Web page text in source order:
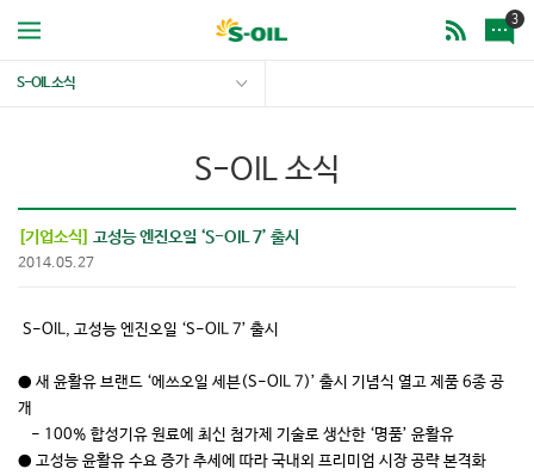
3
S-OIL 소식
S-OIL 소식
[기업소식] 고성능 엔진오일 ‘S-OIL 7’ 출시
2014.05.27
S-OIL, 고성능 엔진오일 ‘S-OIL 7’ 출시
● 새 윤활유 브랜드 ‘에쓰오일 세븐(S-OIL 7)’ 출시 기념식 열고 제품 6종 공
개
- 100% 합성기유 원료에 최신 첨가제 기술로 생산한 ‘명품’ 윤활유
● 고성능 윤활유 수요 증가 추세에 따라 국내외 프리미엄 시장 공략 본격화